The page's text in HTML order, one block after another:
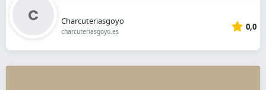
Charcuteriasgoyo
charcuteriasgoyo.es 0,0